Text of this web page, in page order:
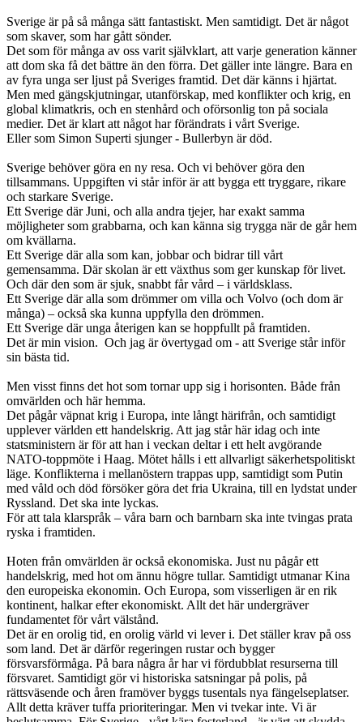
Sverige är på så många sätt fantastiskt. Men samtidigt. Det är något
som skaver, som har gått sönder.
Det som för många av oss varit självklart, att varje generation känner
att dom ska få det bättre än den förra. Det gäller inte längre. Bara en
av fyra unga ser ljust på Sveriges framtid. Det där känns i hjärtat.
Men med gängskjutningar, utanförskap, med konflikter och krig, en
global klimatkris, och en stenhård och oförsonlig ton på sociala
medier. Det är klart att något har förändrats i vårt Sverige.
Eller som Simon Superti sjunger - Bullerbyn är död.
Sverige behöver göra en ny resa. Och vi behöver göra den
tillsammans. Uppgiften vi står inför är att bygga ett tryggare, rikare
och starkare Sverige.
Ett Sverige där Juni, och alla andra tjejer, har exakt samma
möjligheter som grabbarna, och kan känna sig trygga när de går hem
om kvällarna.
Ett Sverige där alla som kan, jobbar och bidrar till vårt
gemensamma. Där skolan är ett växthus som ger kunskap för livet.
Och där den som är sjuk, snabbt får vård – i världsklass.
Ett Sverige där alla som drömmer om villa och Volvo (och dom är
många) – också ska kunna uppfylla den drömmen.
Ett Sverige där unga återigen kan se hoppfullt på framtiden.
Det är min vision. Och jag är övertygad om - att Sverige står inför
sin bästa tid.
Men visst finns det hot som tornar upp sig i horisonten. Både från
omvärlden och här hemma.
Det pågår väpnat krig i Europa, inte långt härifrån, och samtidigt
upplever världen ett handelskrig. Att jag står här idag och inte
statsministern är för att han i veckan deltar i ett helt avgörande
NATO-toppmöte i Haag. Mötet hålls i ett allvarligt säkerhetspolitiskt
läge. Konflikterna i mellanöstern trappas upp, samtidigt som Putin
med våld och död försöker göra det fria Ukraina, till en lydstat under
Ryssland. Det ska inte lyckas.
För att tala klarspråk – våra barn och barnbarn ska inte tvingas prata
ryska i framtiden.
Hoten från omvärlden är också ekonomiska. Just nu pågår ett
handelskrig, med hot om ännu högre tullar. Samtidigt utmanar Kina
den europeiska ekonomin. Och Europa, som visserligen är en rik
kontinent, halkar efter ekonomiskt. Allt det här undergräver
fundamentet för vårt välstånd.
Det är en orolig tid, en orolig värld vi lever i. Det ställer krav på oss
som land. Det är därför regeringen rustar och bygger
försvarsförmåga. På bara några år har vi fördubblat resurserna till
försvaret. Samtidigt gör vi historiska satsningar på polis, på
rättsväsende och åren framöver byggs tusentals nya fängelseplatser.
Allt detta kräver tuffa prioriteringar. Men vi tvekar inte. Vi är